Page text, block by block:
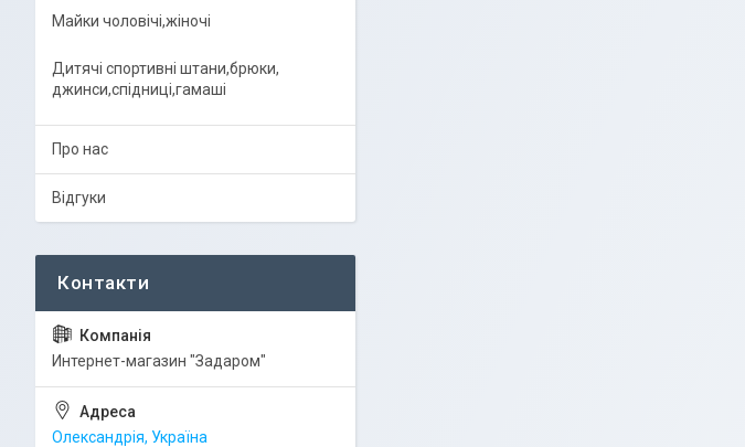
Майки чоловічі,жіночі
Дитячі спортивні штани,брюки,
джинси,спідниці,гамаші
Про нас
Відгуки
Интернет-магазин "Задаром"
Олександрія, Україна